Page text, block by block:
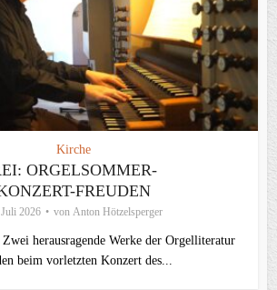
Kirche
ORGELSOMMER-
FREUDEN
2026 von Anton Hötzelsperger
herausragende Werke der Orgelliteratur
beim vorletzten Konzert des...